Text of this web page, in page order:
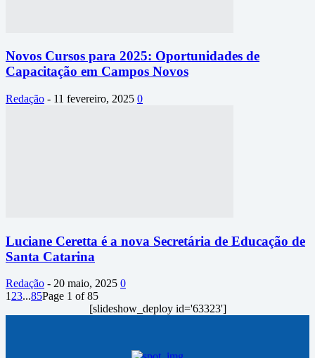
Novos Cursos para 2025: Oportunidades de
Capacitação em Campos Novos
Redação - 11 fevereiro, 2025 0
Luciane Ceretta é a nova Secretária de Educação de
Santa Catarina
Redação - 20 maio, 2025 0
123...85Page 1 of 85
[slideshow_deploy id='63323']